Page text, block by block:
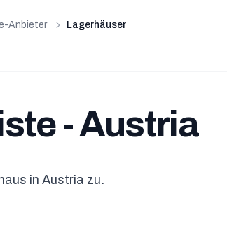
Anbieter Lagerhäuser
- Austria
in Austria zu.